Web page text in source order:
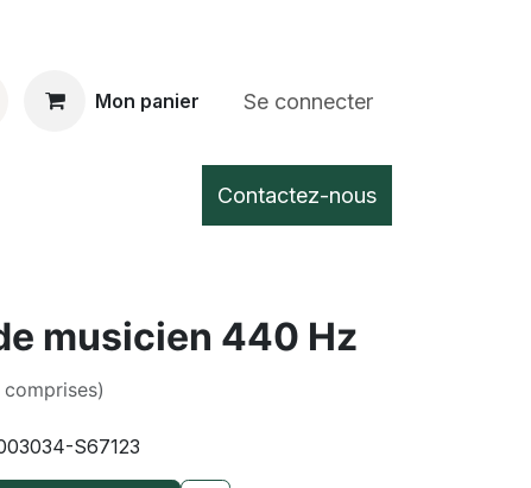
Mon panier Se connecter
Contactez-nous
musicien 440 Hz
S67123